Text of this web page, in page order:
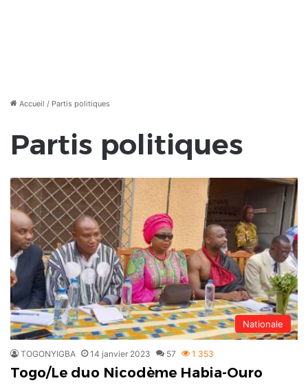
Accueil / Partis politiques
Partis politiques
Nationale
TOGONYIGBA 14 janvier 2023 57 1 353
Togo/Le duo Nicodème Habia-Ouro